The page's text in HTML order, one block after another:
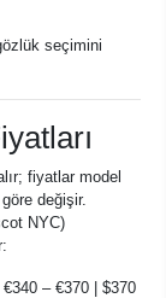
seçimini
fiyatlar model
değişir.
NYC)
– €370 | $370